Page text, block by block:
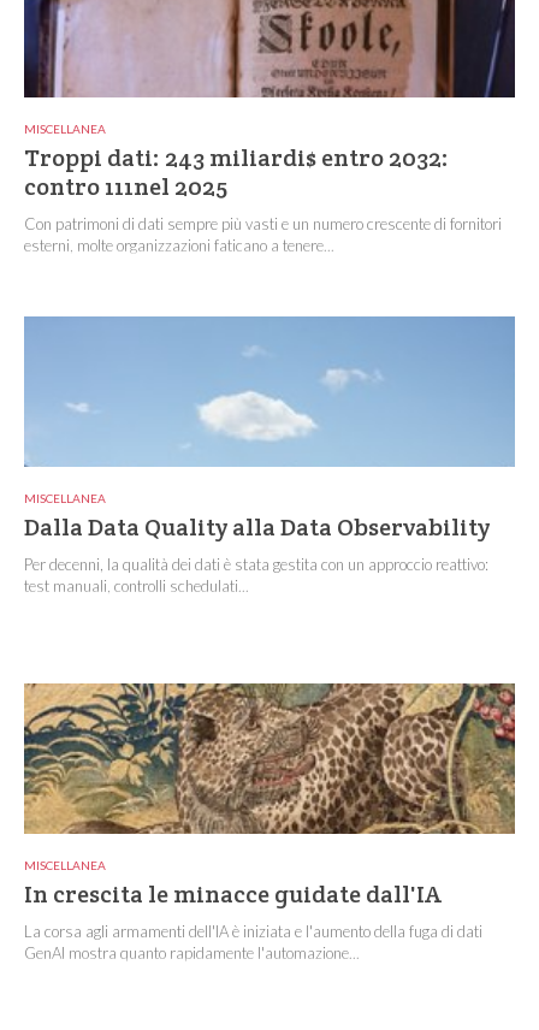
MISCELLANEA
Troppi dati: 243 miliardi$ entro 2032:
contro 111nel 2025
Con patrimoni di dati sempre più vasti e un numero crescente di fornitori
esterni, molte organizzazioni faticano a tenere...
MISCELLANEA
Dalla Data Quality alla Data Observability
Per decenni, la qualità dei dati è stata gestita con un approccio reattivo:
test manuali, controlli schedulati...
MISCELLANEA
In crescita le minacce guidate dall'IA
La corsa agli armamenti dell'IA è iniziata e l'aumento della fuga di dati
GenAI mostra quanto rapidamente l'automazione...